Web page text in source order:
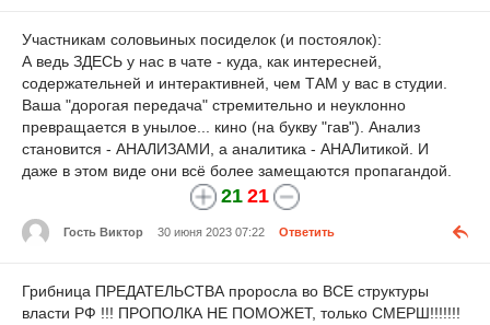
Участникам соловьиных посиделок (и постоялок):
А ведь ЗДЕСЬ у нас в чате - куда, как интересней,
содержательней и интерактивней, чем ТАМ у вас в студии.
Ваша "дорогая передача" стремительно и неуклонно
превращается в унылое... кино (на букву "гав"). Анализ
становится - АНАЛИЗАМИ, а аналитика - АНАЛитикой. И
даже в этом виде они всё более замещаются пропагандой.
21 21
Гость Виктор 30 июня 2023 07:22 Ответить
Грибница ПРЕДАТЕЛЬСТВА проросла во ВСЕ структуры
власти РФ !!! ПРОПОЛКА НЕ ПОМОЖЕТ, только СМЕРШ!!!!!!!